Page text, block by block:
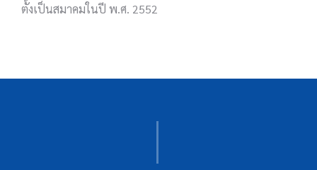
ตั้งเป็นสมาคมในปี พ.ศ. 2552